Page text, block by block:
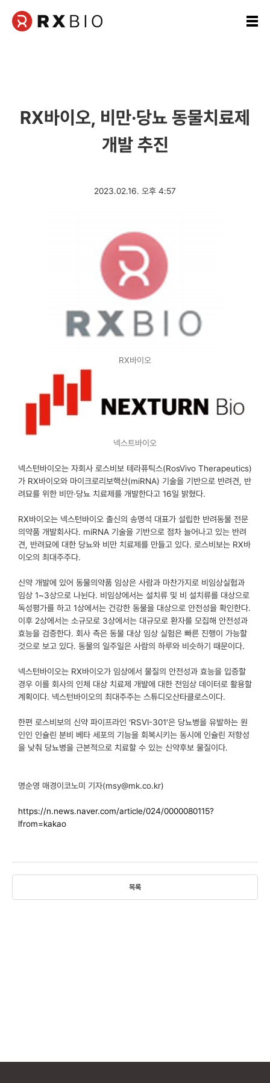
본
문
RX바이오, 비만·당뇨 동물치료제
개발 추진
2023.02.16. 오후 4:57
RX바이오
넥스트바이오
넥스턴바이오는 자회사 로스비보 테라퓨틱스(RosVivo Therapeutics)
가 RX바이오와 마이크로리보핵산(miRNA) 기술을 기반으로 반려견, 반
려묘를 위한 비만·당뇨 치료제를 개발한다고 16일 밝혔다.
RX바이오는 넥스턴바이오 출신의 송명석 대표가 설립한 반려동물 전문
의약품 개발회사다. miRNA 기술을 기반으로 점차 늘어나고 있는 반려
견, 반려묘에 대한 당뇨와 비만 치료제를 만들고 있다. 로스비보는 RX바
이오의 최대주주다.
신약 개발에 있어 동물의약품 임상은 사람과 마찬가지로 비임상실험과
임상 1~3상으로 나뉜다. 비임상에서는 설치류 및 비 설치류를 대상으로
독성평가를 하고 1상에서는 건강한 동물을 대상으로 안전성을 확인한다.
이후 2상에서는 소규모로 3상에서는 대규모로 환자를 모집해 안전성과
효능을 검증한다. 회사 측은 동물 대상 임상 실험은 빠른 진행이 가능할
것으로 보고 있다. 동물의 일주일은 사람의 하루와 비슷하기 때문이다.
넥스턴바이오는 RX바이오가 임상에서 물질의 안전성과 효능을 입증할
경우 이를 회사의 인체 대상 치료제 개발에 대한 전임상 데이터로 활용할
계획이다. 넥스턴바이오의 최대주주는 스튜디오산타클로스이다.
한편 로스비보의 신약 파이프라인 ‘RSVI-301’은 당뇨병을 유발하는 원
인인 인슐린 분비 베타 세포의 기능을 회복시키는 동시에 인슐린 저항성
을 낮춰 당뇨병을 근본적으로 치료할 수 있는 신약후보 물질이다.
명순영 매경이코노미 기자(msy@mk.co.kr)
https://n.news.naver.com/article/024/0000080115?
lfrom=kakao
목록